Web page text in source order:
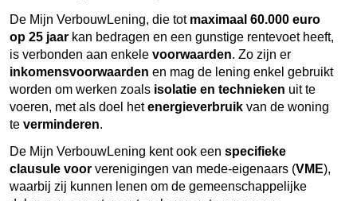
De Mijn VerbouwLening, die tot maximaal 60.000 euro
op 25 jaar kan bedragen en een gunstige rentevoet heeft,
is verbonden aan enkele voorwaarden. Zo zijn er
inkomensvoorwaarden en mag de lening enkel gebruikt
worden om werken zoals isolatie en technieken uit te
voeren, met als doel hetenergieverbruik van de woning
te verminderen.
De Mijn VerbouwLening kent ook een specifieke
clausule voor verenigingen van mede-eigenaars (VME),
waarbij zij kunnen lenen om de gemeenschappelijke